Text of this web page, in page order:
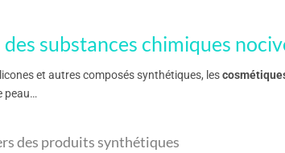
substances chimiques
et autres composés synthétiques, les
peau…
des produits synthétiques